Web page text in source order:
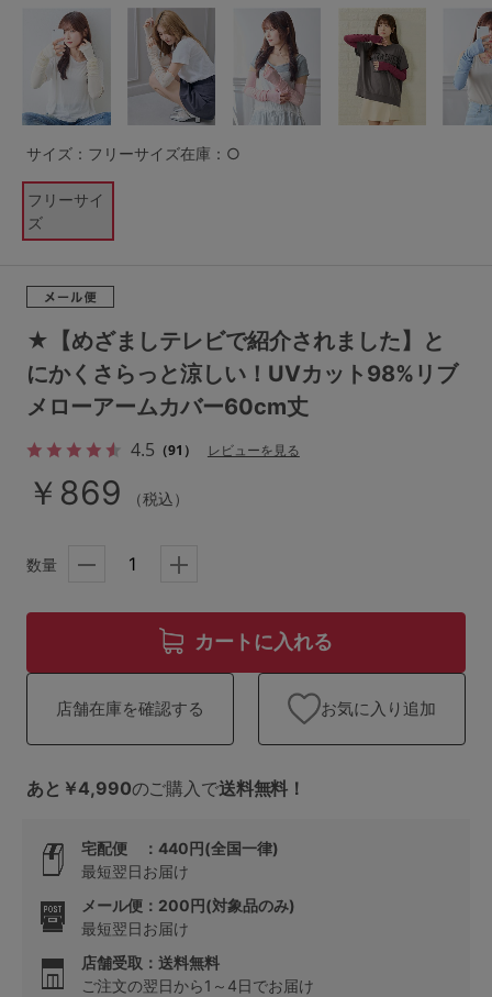
G65 G75
H70
SS M
L LL 3L
S-AB
L-AB L-CD
LL-EF
サイズの表示を閉じる
～999円 1,000～1,999円
2,000～2,999円 3,000～3,999円
4,000円～
セールアイテムから探す
その他から探す
お気に入り
新着アイテム
ランキング
高評価レビューアイテム
WEB限定アイテム
特集ページ
★【めざましテレビで紹介されました】と
にかくさらっと涼しい！UVカット98%リブ
メローアームカバー60cm丈
4.5 （91） レビューを見る
￥869 （税込）
サイズ：フリーサイズ在庫：○
フリーサイ
ズ
数量
カートに入れる
店舗在庫を確認する お気に入り追加
あと￥4,990のご購入で送料無料！
宅配便 ：440円(全国一律)
最短翌日お届け
メール便：200円(対象品のみ)
最短翌日お届け
店舗受取：送料無料
ご注文の翌日から1～4日でお届け